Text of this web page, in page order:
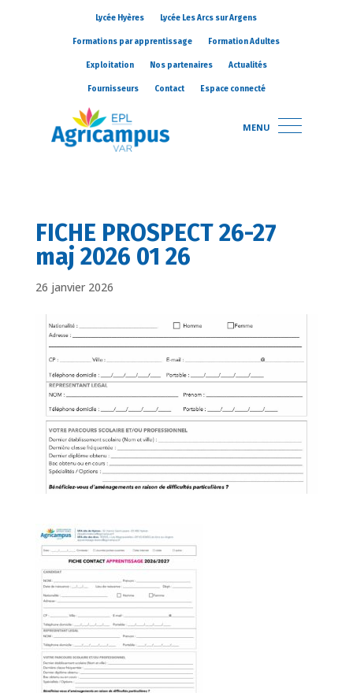
Lycée Hyères Lycée Les Arcs sur Argens
Formations par apprentissage Formation Adultes
Exploitation Nos partenaires Actualités
Fournisseurs Contact Espace connecté
MENU
FICHE PROSPECT 26-27
maj 2026 01 26
26 janvier 2026